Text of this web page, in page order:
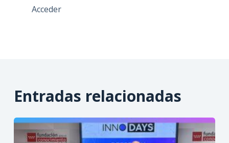
Acceder
Entradas relacionadas